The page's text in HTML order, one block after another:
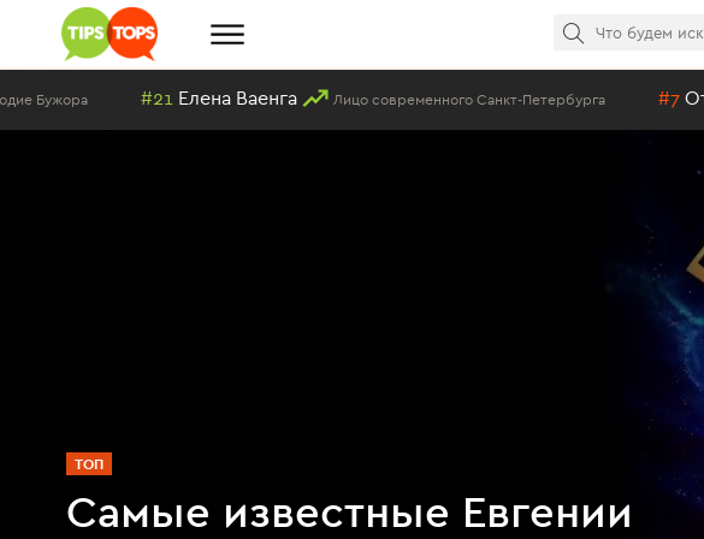
#21 Елена Ваенга Лицо современного Санкт-Петербурга #7 От зари до зари
ТОП
Самые известные Евгении